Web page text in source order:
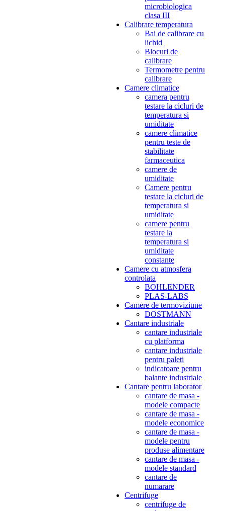
microbiologica
clasa III
Calibrare temperatura
Bai de calibrare cu
lichid
Blocuri de
calibrare
Termometre pentru
calibrare
Camere climatice
camera pentru
testare la cicluri de
temperatura si
umiditate
camere climatice
pentru teste de
stabilitate
farmaceutica
camere de
umiditate
Camere pentru
testare la cicluri de
temperatura si
umiditate
camere pentru
testare la
temperatura si
umiditate
constante
Camere cu atmosfera
controlata
BOHLENDER
PLAS-LABS
Camere de termoviziune
DOSTMANN
Cantare industriale
cantare industriale
cu platforma
cantare industriale
pentru paleti
indicatoare pentru
balante industriale
Cantare pentru laborator
cantare de masa -
modele compacte
cantare de masa -
modele economice
cantare de masa -
modele pentru
produse alimentare
cantare de masa -
modele standard
cantare de
numarare
Centrifuge
centrifuge de